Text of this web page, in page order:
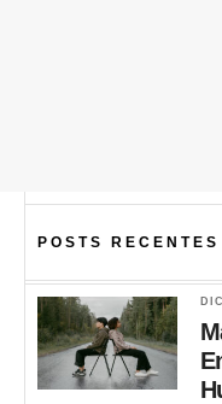
POSTS RECENTES